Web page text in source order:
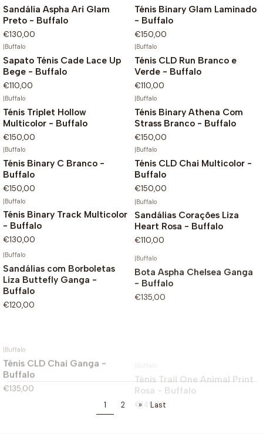
Sandália Aspha Ari Glam
Preto - Buffalo
€130,00
Ténis Binary Glam Laminado
- Buffalo
€150,00
Buffalo
Sapato Ténis Cade Lace Up
Bege - Buffalo
€110,00
Buffalo
Ténis CLD Run Branco e
Verde - Buffalo
€110,00
|Buffalo
Ténis Triplet Hollow
Multicolor - Buffalo
€150,00
|Buffalo
Ténis Binary Athena Com
Strass Branco - Buffalo
€150,00
Buffalo
Ténis Binary C Branco -
Buffalo
€150,00
Buffalo
Ténis CLD Chai Multicolor -
Buffalo
€150,00
|Buffalo
Ténis Binary Track Multicolor
- Buffalo
€130,00
|Buffalo
Sandálias Corações Liza
Heart Rosa - Buffalo
€110,00
|Buffalo
Sandálias com Borboletas
Liza Buttefly Ganga -
Buffalo
€120,00
Bota Aspha Chelsea Ganga
- Buffalo
€135,00
1 2 » Last